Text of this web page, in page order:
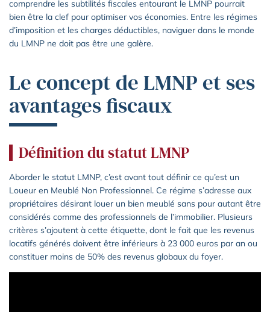
comprendre les subtilités fiscales entourant le LMNP pourrait
bien être la clef pour optimiser vos économies. Entre les régimes
d’imposition et les charges déductibles, naviguer dans le monde
du LMNP ne doit pas être une galère.
Le concept de LMNP et ses
avantages fiscaux
Définition du statut LMNP
Aborder le statut LMNP, c’est avant tout définir ce qu’est un
Loueur en Meublé Non Professionnel. Ce régime s’adresse aux
propriétaires désirant louer un bien meublé sans pour autant être
considérés comme des professionnels de l’immobilier. Plusieurs
critères s’ajoutent à cette étiquette, dont le fait que les revenus
locatifs générés doivent être inférieurs à 23 000 euros par an ou
constituer moins de 50% des revenus globaux du foyer.